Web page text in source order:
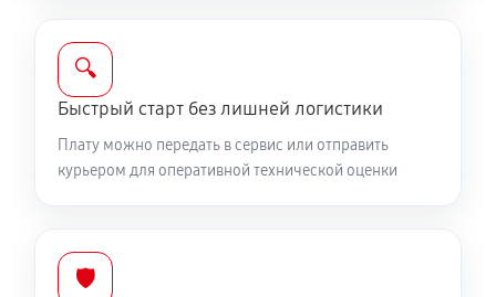
🔍
Быстрый старт без лишней логистики
Плату можно передать в сервис или отправить
курьером для оперативной технической оценки
🛡️